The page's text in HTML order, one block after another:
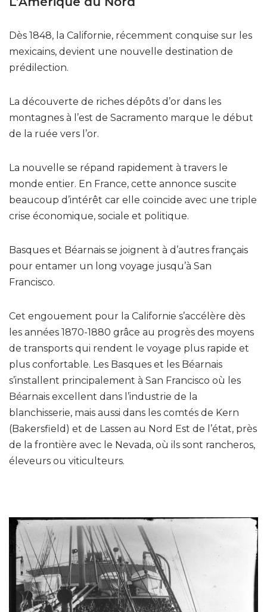
Dès 1848, la Californie, récemment conquise sur les
mexicains, devient une nouvelle destination de
prédilection.
La découverte de riches dépôts d’or dans les
montagnes à l’est de Sacramento marque le début
de la ruée vers l’or.
La nouvelle se répand rapidement à travers le
monde entier. En France, cette annonce suscite
beaucoup d’intérêt car elle coïncide avec une triple
crise économique, sociale et politique.
Basques et Béarnais se joignent à d’autres français
pour entamer un long voyage jusqu’à San
Francisco.
Cet engouement pour la Californie s’accélère dès
les années 1870-1880 grâce au progrès des moyens
de transports qui rendent le voyage plus rapide et
plus confortable. Les Basques et les Béarnais
s’installent principalement à San Francisco où les
Béarnais excellent dans l’industrie de la
blanchisserie, mais aussi dans les comtés de Kern
(Bakersfield) et de Lassen au Nord Est de l’état, près
de la frontière avec le Nevada, où ils sont rancheros,
éleveurs ou viticulteurs.